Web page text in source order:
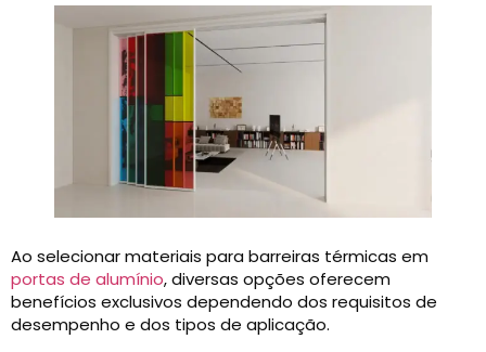
Ao selecionar materiais para barreiras térmicas em
portas de alumínio, diversas opções oferecem
benefícios exclusivos dependendo dos requisitos de
desempenho e dos tipos de aplicação.